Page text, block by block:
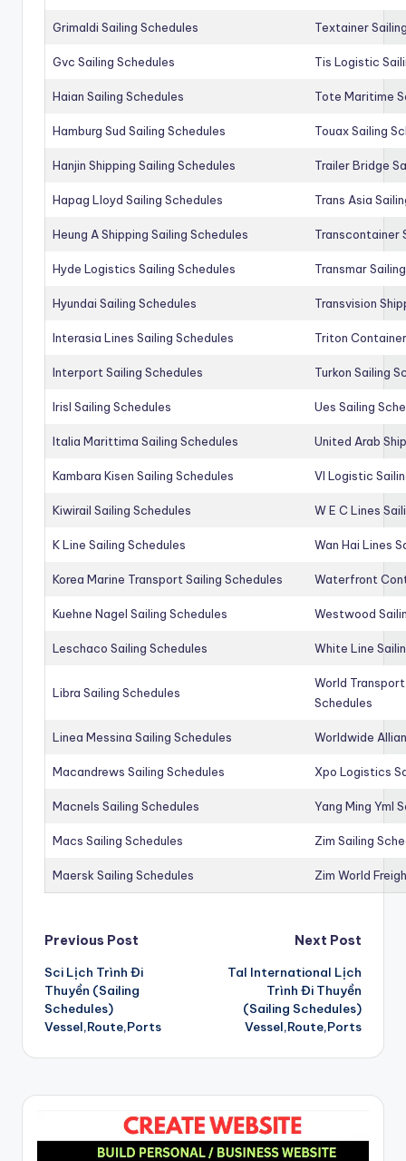
Grimaldi Sailing Schedules Textainer
Gvc Sailing Schedules Tis Logistic
Haian Sailing Schedules Tote Maritime
Hamburg Sud Sailing Schedules Touax Sailing
Hanjin Shipping Sailing Schedules Trailer Bridge
Hapag Lloyd Sailing Schedules Trans Asia
Heung A Shipping Sailing Schedules Transcontainer
Hyde Logistics Sailing Schedules Transmar
Hyundai Sailing Schedules Transvision
Interasia Lines Sailing Schedules Triton
Interport Sailing Schedules Turkon Sailing
Irisl Sailing Schedules Ues Sailing
Italia Marittima Sailing Schedules United Arab
Kambara Kisen Sailing Schedules Vl Logistic
Kiwirail Sailing Schedules W E C Lines
K Line Sailing Schedules Wan Hai Lines
Korea Marine Transport Sailing Schedules Waterfront
Kuehne Nagel Sailing Schedules Westwood
Leschaco Sailing Schedules White Line
Libra Sailing Schedules
World
Schedules
Linea Messina Sailing Schedules Worldwide
Macandrews Sailing Schedules Xpo Logistics
Macnels Sailing Schedules Yang Ming Yml
Macs Sailing Schedules Zim Sailing
Maersk Sailing Schedules Zim World
Post
navigation
Previous Post
Sci Lịch Trình Đi
Thuyền (Sailing
Schedules)
Vessel,Route,Ports
Next Post
Tal International Lịch
Trình Đi Thuyền
(Sailing Schedules)
Vessel,Route,Ports